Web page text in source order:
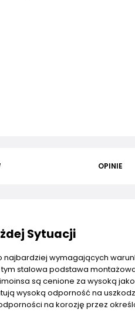
OPINIE
Sytuacji
najbardziej wymagających
tym stalowa podstawa
są cenione za wysoką
wysoką odporność na
na korozję przez